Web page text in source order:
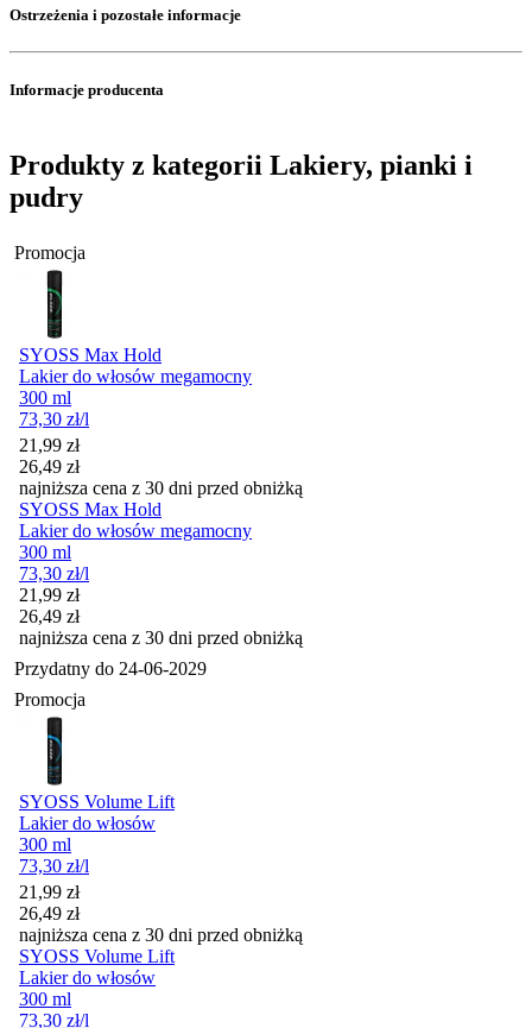
Ostrzeżenia i pozostałe informacje
Informacje producenta
Produkty z kategorii Lakiery, pianki i
pudry
Promocja
SYOSS Max Hold
Lakier do włosów megamocny
300 ml
73,30 zł/l
Cena promocyjna
21,99 zł
26,49 zł
najniższa cena z 30 dni przed obniżką
SYOSS Max Hold
Lakier do włosów megamocny
300 ml
73,30 zł/l
Cena promocyjna
21,99 zł
26,49 zł
najniższa cena z 30 dni przed obniżką
Przydatny do 24-06-2029
Promocja
SYOSS Volume Lift
Lakier do włosów
300 ml
73,30 zł/l
Cena promocyjna
21,99 zł
26,49 zł
najniższa cena z 30 dni przed obniżką
SYOSS Volume Lift
Lakier do włosów
300 ml
73,30 zł/l